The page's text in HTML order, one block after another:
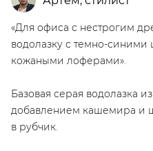
«Для офиса с нестрогим
водолазку с темно-
кожаными лоферами».
Базовая серая водолазка
добавлением кашемира и
в рубчик.